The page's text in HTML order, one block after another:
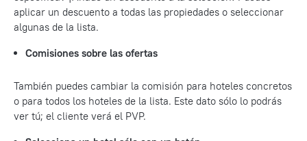
aplicar un descuento a todas las propiedades o seleccionar
algunas de la lista.
Comisiones sobre las ofertas
También puedes cambiar la comisión para hoteles concretos
o para todos los hoteles de la lista. Este dato sólo lo podrás
ver tú; el cliente verá el PVP.